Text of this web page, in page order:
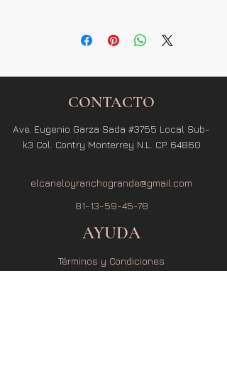
CONTACTO
Ave. Eugenio Garza Sada #3755 Local Sub-
k3 Col. Contry Monterrey N.L. CP. 64860
elcaneloyranchogrande@gmail.com
81-13-59-45-78
AYUDA
Términos y Condiciones